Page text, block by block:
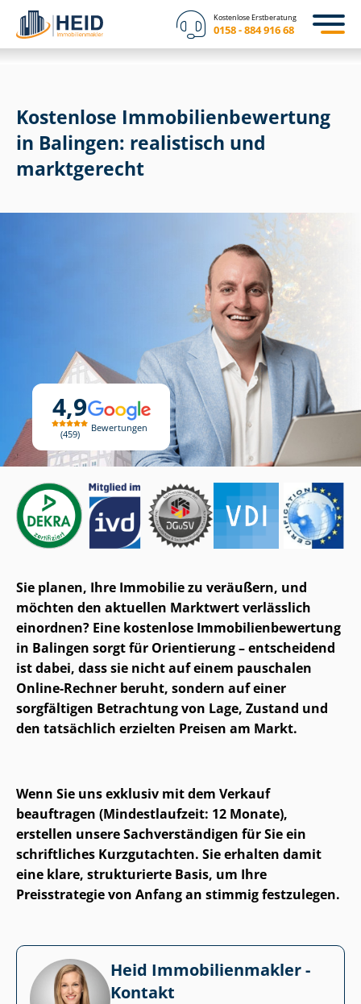
Kostenlose Erstberatung
0158 - 884 916 68
4,9
459
Bewertungen
Kostenlose Im­mo­bi­li­en­be­wer­tung
in Balingen: realistisch und
marktgerecht
Sie planen, Ihre Immobilie zu veräußern, und
möchten den aktuellen Marktwert verlässlich
einordnen? Eine kostenlose Im­mo­bi­li­en­be­wer­tung
in Balingen sorgt für Orientierung – entscheidend
ist dabei, dass sie nicht auf einem pauschalen
Online-Rechner beruht, sondern auf einer
sorgfältigen Betrachtung von Lage, Zustand und
den tatsächlich erzielten Preisen am Markt.
Wenn Sie uns exklusiv mit dem Verkauf
beauftragen (Mindestlaufzeit: 12 Monate),
erstellen unsere Sach­ver­stän­di­gen für Sie ein
schriftliches Kurzgutachten. Sie erhalten damit
eine klare, strukturierte Basis, um Ihre
Preisstrategie von Anfang an stimmig festzulegen.
Heid Im­mo­bi­li­en­mak­ler -
Kontakt